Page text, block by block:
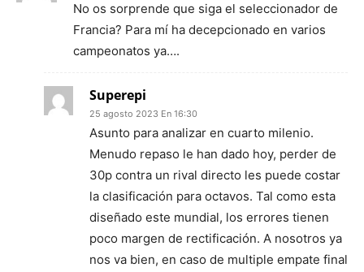
No os sorprende que siga el seleccionador de
Francia? Para mí ha decepcionado en varios
campeonatos ya….
Superepi
25 agosto 2023 En 16:30
Asunto para analizar en cuarto milenio.
Menudo repaso le han dado hoy, perder de
30p contra un rival directo les puede costar
la clasificación para octavos. Tal como esta
diseñado este mundial, los errores tienen
poco margen de rectificación. A nosotros ya
nos va bien, en caso de multiple empate final